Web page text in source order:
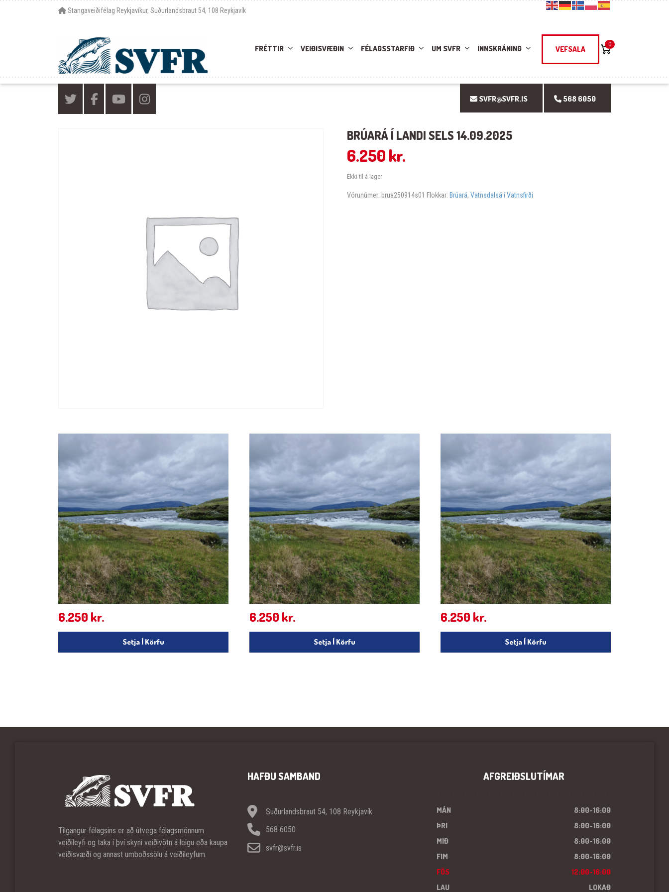
Stangaveiðifélag Reykjavíkur, Suðurlandsbraut 54, 108 Reykjavík
FRÉTTIR VEIÐISVÆÐIN FÉLAGSSTARFIÐ UM SVFR INNSKRÁNING VEFSALA
0
SVFR@SVFR.IS 568 6050
BRÚARÁ Í LANDI SELS 14.09.2025
6.250kr.
Ekki til á lager
Vörunúmer: brua250914s01 Flokkar: Brúará,Vatnsdalsá í Vatnsfirði
6.250 kr.
Setja Í Körfu
6.250 kr.
Setja Í Körfu
6.250 kr.
Setja Í Körfu
Tilgangur félagsins er að útvega félagsmönnum
veiðileyfi og taka í því skyni veiðivötn á leigu eða kaupa
veiðisvæði og annast umboðssölu á veiðileyfum.
HAFÐU SAMBAND
Suðurlandsbraut 54, 108 Reykjavík
568 6050
svfr@svfr.is
AFGREIÐSLUTÍMAR
MÁN
8:00-16:00
ÞRI
8:00-16:00
MIÐ
8:00-16:00
FIM
8:00-16:00
FÖS
12:00-16:00
LAU
LOKAÐ